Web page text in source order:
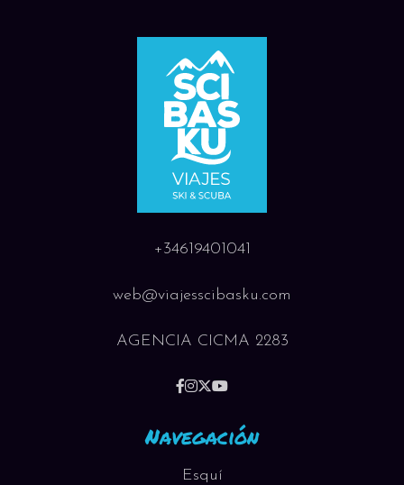
+34619401041
web@viajesscibasku.com
AGENCIA CICMA 2283
Navegación
Esquí